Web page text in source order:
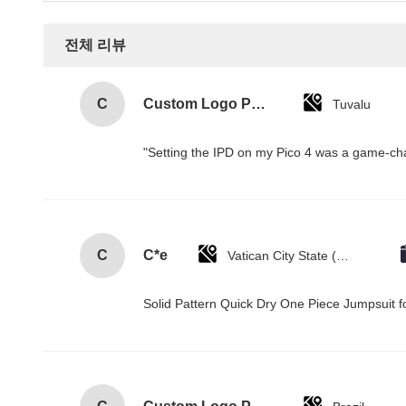
전체 리뷰
C Custom Logo Paper Cardboard Packing Folding White / Black / Rose Gold Luxury Magnetic Gift Box with Ribbon Closure Tuvalu
"Setting the IPD on my Pico 4 was a game-
C C*e
Solid Pattern Quick Dry One Piece Jumpsuit